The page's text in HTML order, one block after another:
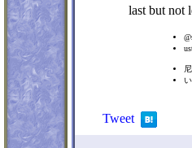
last but not
Tweet